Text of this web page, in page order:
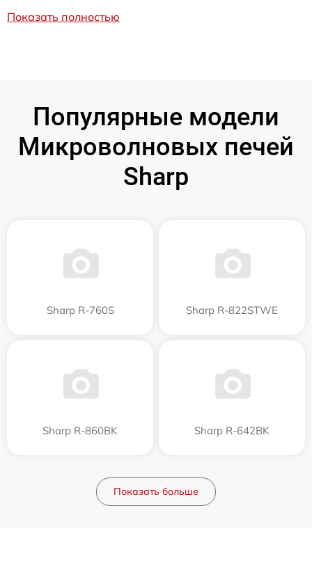
Показать полностью
Популярные модели
Микроволновых печей
Sharp
Sharp R-760S Sharp R-822STWE
Sharp R-860BK Sharp R-642BK
Показать больше